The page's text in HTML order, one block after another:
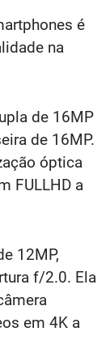
é
na
de 16MP
de 16MP.
óptica
FULLHD a
12MP,
f/2.0. Ela
em 4K a